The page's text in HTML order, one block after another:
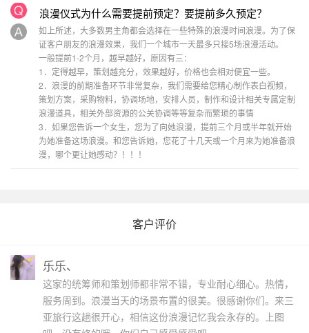
浪漫仪式为什么需要提前预定？要提前多久预定？
如上所述，大多数男主角都会选择在一些特殊的浪漫时间浪漫。为了保
证客户朋友的浪漫效果，我们一个城市一天最多只接5场浪漫活动。
一般提前1-2个月，越早越好，原因有三：
1．定得越早，策划越充分，效果越好，价格也会相对便宜一些。
2．浪漫的前期准备环节非常复杂，我们需要给您精心制作表白视频，
策划方案，采购物料，协调场地，安排人员，制作和设计相关专属定制
浪漫道具，相关外部资源的公关协调等等复杂而繁琐的事情
3．如果您告诉一个女生，您为了向她浪漫，提前三个月或半年就开始
为她准备这场浪漫。和您告诉她，您花了十几天或一个月来为她准备浪
漫，哪个更让她感动？！！！
客户评价
乐乐、
这家的统筹师和策划师都非常不错，专业耐心细心。热情，
服务周到。浪漫当天的场景布置的很美。很感谢你们。来三
亚旅行这趟很开心，相信这份浪漫记忆我会永存的。上图